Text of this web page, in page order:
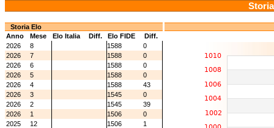
Storia Elo
Anno
Mese Elo Italia Diff. Elo FIDE
Diff.
2026
8 1588
0
2026
7 1588
0
2026
6 1588
0
2026
5 1588
0
2026
4 1588
43
2026
3 1545
0
2026
2 1545
39
2026
1 1506
0
2025
12 1506
1